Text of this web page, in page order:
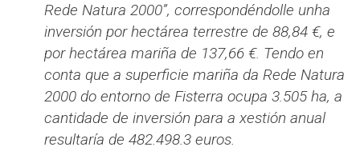
Rede Natura 2000”, correspondéndolle unha
inversión por hectárea terrestre de 88,84 €, e
por hectárea mariña de 137,66 €. Tendo en
conta que a superficie mariña da Rede Natura
2000 do entorno de Fisterra ocupa 3.505 ha, a
cantidade de inversión para a xestión anual
resultaría de 482.498.3 euros.